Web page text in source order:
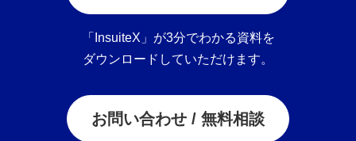
「InsuiteX」が3分でわかる資料を
ダウンロードしていただけます。
お問い合わせ / 無料相談